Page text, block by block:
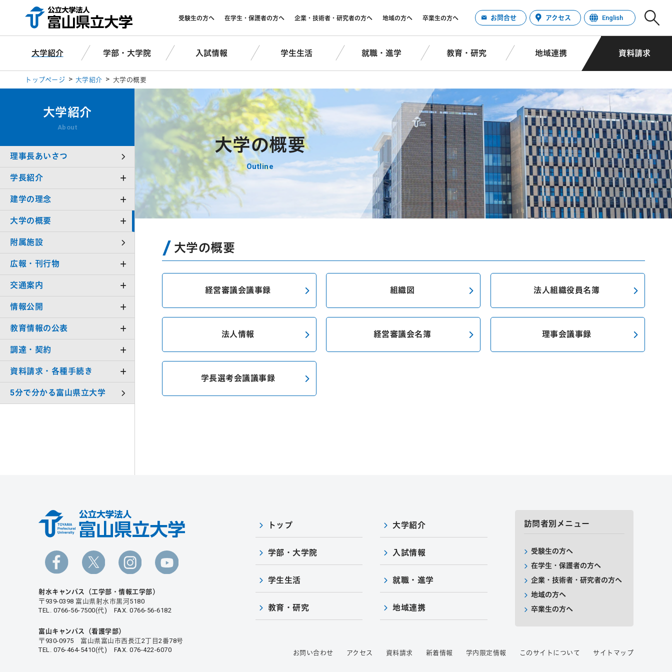
受験生の方へ 在学生・保護者の方へ 企業・技術者・研究者の方へ 地域の方へ 卒業生の方へ お問合せ アクセス English
大学紹介 学部・大学院 入試情報 学生生活 就職・進学 教育・研究 地域連携 資料請求
トップページ 大学紹介 大学の概要
大学紹介
About
理事長あいさつ
学長紹介
建学の理念
大学の概要
附属施設
広報・刊行物
交通案内
情報公開
教育情報の公表
調達・契約
資料請求・各種手続き
5分で分かる富山県立大学
大学の概要
Outline
大学の概要
経営審議会議事録 組織図 法人組織役員名簿
法人情報 経営審議会名簿 理事会議事録
学長選考会議議事録
射水キャンパス（工学部・情報工学部）
〒939-0398 富山県射水市黒河5180
TEL. 0766-56-7500(代) FAX. 0766-56-6182
富山キャンパス（看護学部）
〒930-0975 富山県富山市西長江2丁目2番78号
TEL. 076-464-5410(代) FAX. 076-422-6070
トップ 大学紹介
学部・大学院 入試情報
学生生活 就職・進学
教育・研究 地域連携
訪問者別メニュー
受験生の方へ
在学生・保護者の方へ
企業・技術者・研究者の方へ
地域の方へ
卒業生の方へ
お問い合わせ アクセス 資料請求 新着情報 学内限定情報 このサイトについて サイトマップ